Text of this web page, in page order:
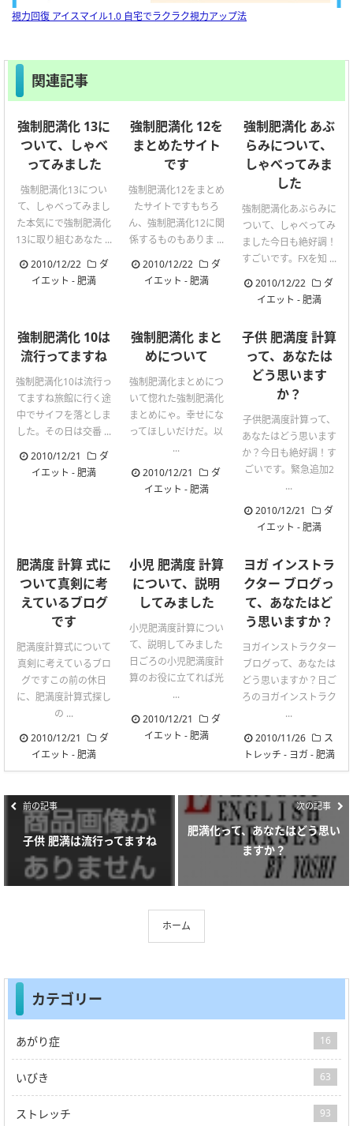
視力回復 アイスマイル1.0 自宅でラクラク視力アップ法
関連記事
強制肥満化 13に
ついて、しゃべ
ってみました
強制肥満化13につい
て、しゃべってみまし
た本気にで強制肥満化
13に取り組むあなた ...
2010/12/22
ダ
イエット -肥満
強制肥満化 12を
まとめたサイト
です
強制肥満化12をまとめ
たサイトですもちろ
ん、強制肥満化12に関
係するものもありま ...
2010/12/22
ダ
イエット -肥満
強制肥満化 あぶ
らみについて、
しゃべってみま
した
強制肥満化あぶらみに
ついて、しゃべってみ
ました今日も絶好調！
すごいです。FXを知 ...
2010/12/22
ダ
イエット -肥満
強制肥満化 10は
流行ってますね
強制肥満化10は流行っ
てますね旅館に行く途
中でサイフを落としま
した。その日は交番 ...
2010/12/21
ダ
イエット -肥満
強制肥満化 まと
めについて
強制肥満化まとめにつ
いて惚れた強制肥満化
まとめにゃ。幸せにな
ってほしいだけだ。以
...
2010/12/21
ダ
イエット -肥満
子供 肥満度 計算
って、あなたは
どう思います
か？
子供肥満度計算って、
あなたはどう思います
か？今日も絶好調！す
ごいです。緊急追加2
...
2010/12/21
ダ
イエット -肥満
肥満度 計算 式に
ついて真剣に考
えているブログ
です
肥満度計算式について
真剣に考えているブロ
グですこの前の休日
に、肥満度計算式探し
の ...
2010/12/21
ダ
イエット -肥満
小児 肥満度 計算
について、説明
してみました
小児肥満度計算につい
て、説明してみました
日ごろの小児肥満度計
算のお役に立てれば光
...
2010/12/21
ダ
イエット -肥満
ヨガ インストラ
クター ブログっ
て、あなたはど
う思いますか？
ヨガインストラクター
ブログって、あなたは
どう思いますか？日ご
ろのヨガインストラク
...
2010/11/26
ス
トレッチ - ヨガ-肥満
前の記事
子供 肥満は流行ってますね
次の記事
肥満化って、あなたはどう思い
ますか？
ホーム
カテゴリー
あがり症 16
いびき 63
ストレッチ 93